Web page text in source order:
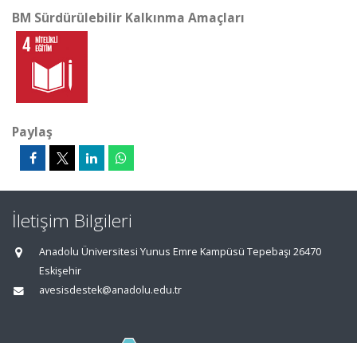
BM Sürdürülebilir Kalkınma Amaçları
Paylaş
İletişim Bilgileri
Anadolu Üniversitesi Yunus Emre Kampüsü Tepebaşı 26470
Eskişehir
avesisdestek@anadolu.edu.tr